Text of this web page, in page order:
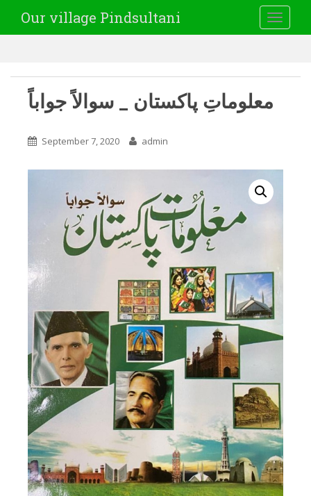
Our village Pindsultani
معلوماتِ پاکستان _ سوالاً جواباً
September 7, 2020 admin